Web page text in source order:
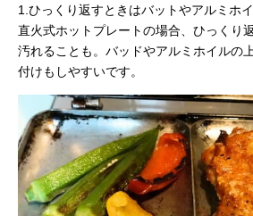
1.ひっくり返すときはバットやアルミホ
直火式ホットプレートの場合、ひっくり
汚れることも。バッドやアルミホイルの
付けもしやすいです。